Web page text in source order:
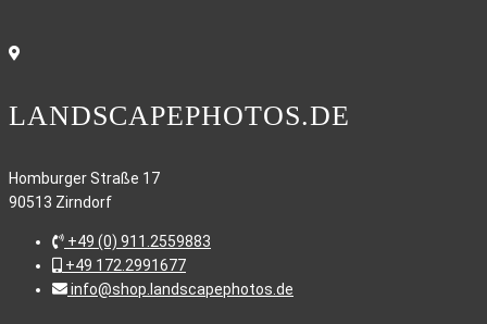
LANDSCAPEPHOTOS.DE
Homburger Straße 17
90513 Zirndorf
+49 (0) 911.2559883
+49 172.2991677
info@shop.landscapephotos.de